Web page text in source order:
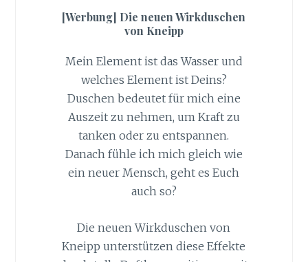
[Werbung] Die neuen Wirkduschen
von Kneipp
Mein Element ist das Wasser und
welches Element ist Deins?
Duschen bedeutet für mich eine
Auszeit zu nehmen, um Kraft zu
tanken oder zu entspannen.
Danach fühle ich mich gleich wie
ein neuer Mensch, geht es Euch
auch so?
Die neuen Wirkduschen von
Kneipp unterstützen diese Effekte